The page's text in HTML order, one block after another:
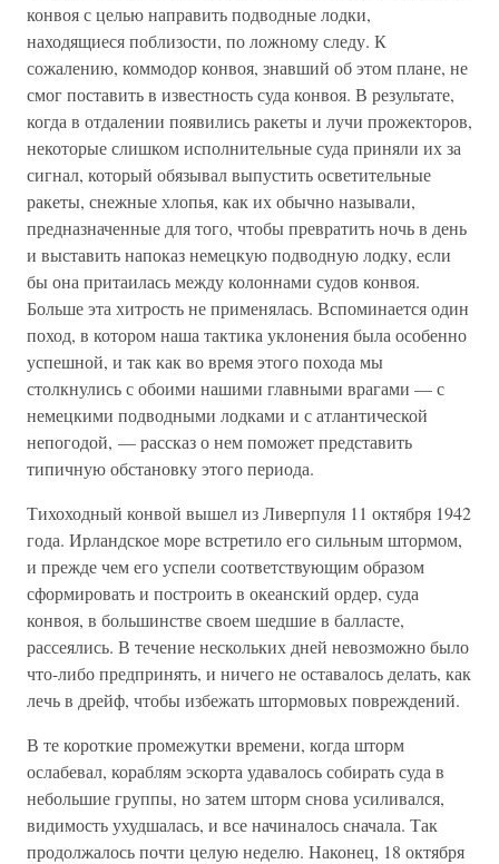
конвоя с целью направить подводные лодки,
находящиеся поблизости, по ложному следу. К
сожалению, коммодор конвоя, знавший об этом плане, не
смог поставить в известность суда конвоя. В результате,
когда в отдалении появились ракеты и лучи прожекторов,
некоторые слишком исполнительные суда приняли их за
сигнал, который обязывал выпустить осветительные
ракеты, снежные хлопья, как их обычно называли,
предназначенные для того, чтобы превратить ночь в день
и выставить напоказ немецкую подводную лодку, если
бы она притаилась между колоннами судов конвоя.
Больше эта хитрость не применялась. Вспоминается один
поход, в котором наша тактика уклонения была особенно
успешной, и так как во время этого похода мы
столкнулись с обоими нашими главными врагами — с
немецкими подводными лодками и с атлантической
непогодой, — рассказ о нем поможет представить
типичную обстановку этого периода.
Тихоходный конвой вышел из Ливерпуля 11 октября 1942
года. Ирландское море встретило его сильным штормом,
и прежде чем его успели соответствующим образом
сформировать и построить в океанский ордер, суда
конвоя, в большинстве своем шедшие в балласте,
рассеялись. В течение нескольких дней невозможно было
что-либо предпринять, и ничего не оставалось делать, как
лечь в дрейф, чтобы избежать штормовых повреждений.
В те короткие промежутки времени, когда шторм
ослабевал, кораблям эскорта удавалось собирать суда в
небольшие группы, но затем шторм снова усиливался,
видимость ухудшалась, и все начиналось сначала. Так
продолжалось почти целую неделю. Наконец, 18 октября